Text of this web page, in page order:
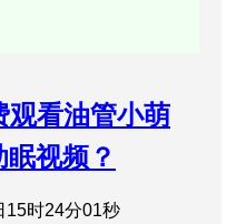
观看油管小萌
视频？
15时24分01秒